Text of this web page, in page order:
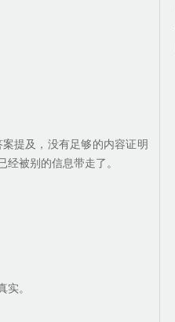
提及，没有足够的内容证明
被别的信息带走了。
。